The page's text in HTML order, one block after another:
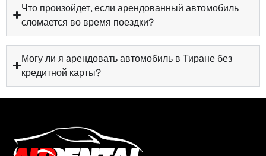
Что произойдет, если арендованный автомобиль
сломается во время поездки?
Могу ли я арендовать автомобиль в Тиране без
кредитной карты?